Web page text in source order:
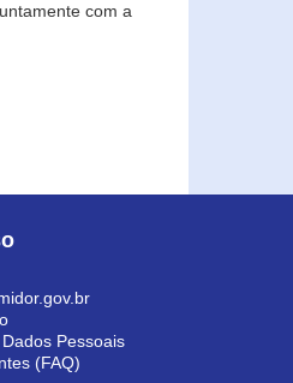
com a
Pessoais
(FAQ)